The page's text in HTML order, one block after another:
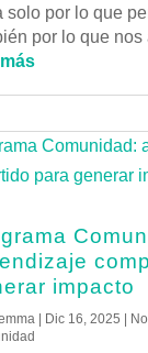
solo por lo que
por lo que nos
impacto
| Dic 16, 2025